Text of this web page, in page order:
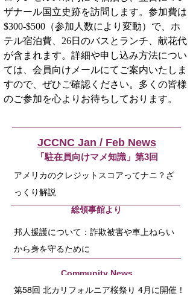
ザナール国立史跡を訪問します。参加費は
$300-$500（参加人数により変動）で、ホ
テル宿泊費、26日のバスとランチ、献花代
が含まれます。詳細や申し込み方法につい
ては、会員向けメールにてご案内いたしま
すので、ぜひご確認ください。多くの皆様
のご参加を心よりお待ちしております。
JCCNC Jan / Feb News
「駐在員向けマメ知識」第3回
アメリカのクレジットスコアってナニ？ざ
っくり解説
​総領事館より
邦人援護について：詐欺被害や車上ねらい
から身を守るために
Community News
第58回 北カリフォルニア桜祭り 4月に開催！